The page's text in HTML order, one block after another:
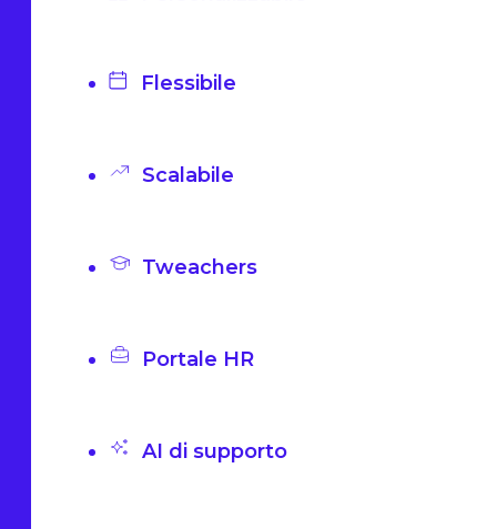
Flessibile
Scalabile
Tweachers
Portale HR
AI di supporto